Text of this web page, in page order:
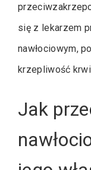
się z lekarzem
nawłociowym,
krzepliwość
Jak